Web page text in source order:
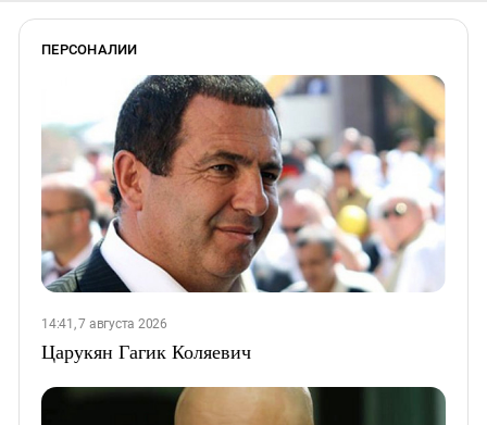
ПЕРСОНАЛИИ
14:41, 7 августа 2026
Царукян Гагик Коляевич